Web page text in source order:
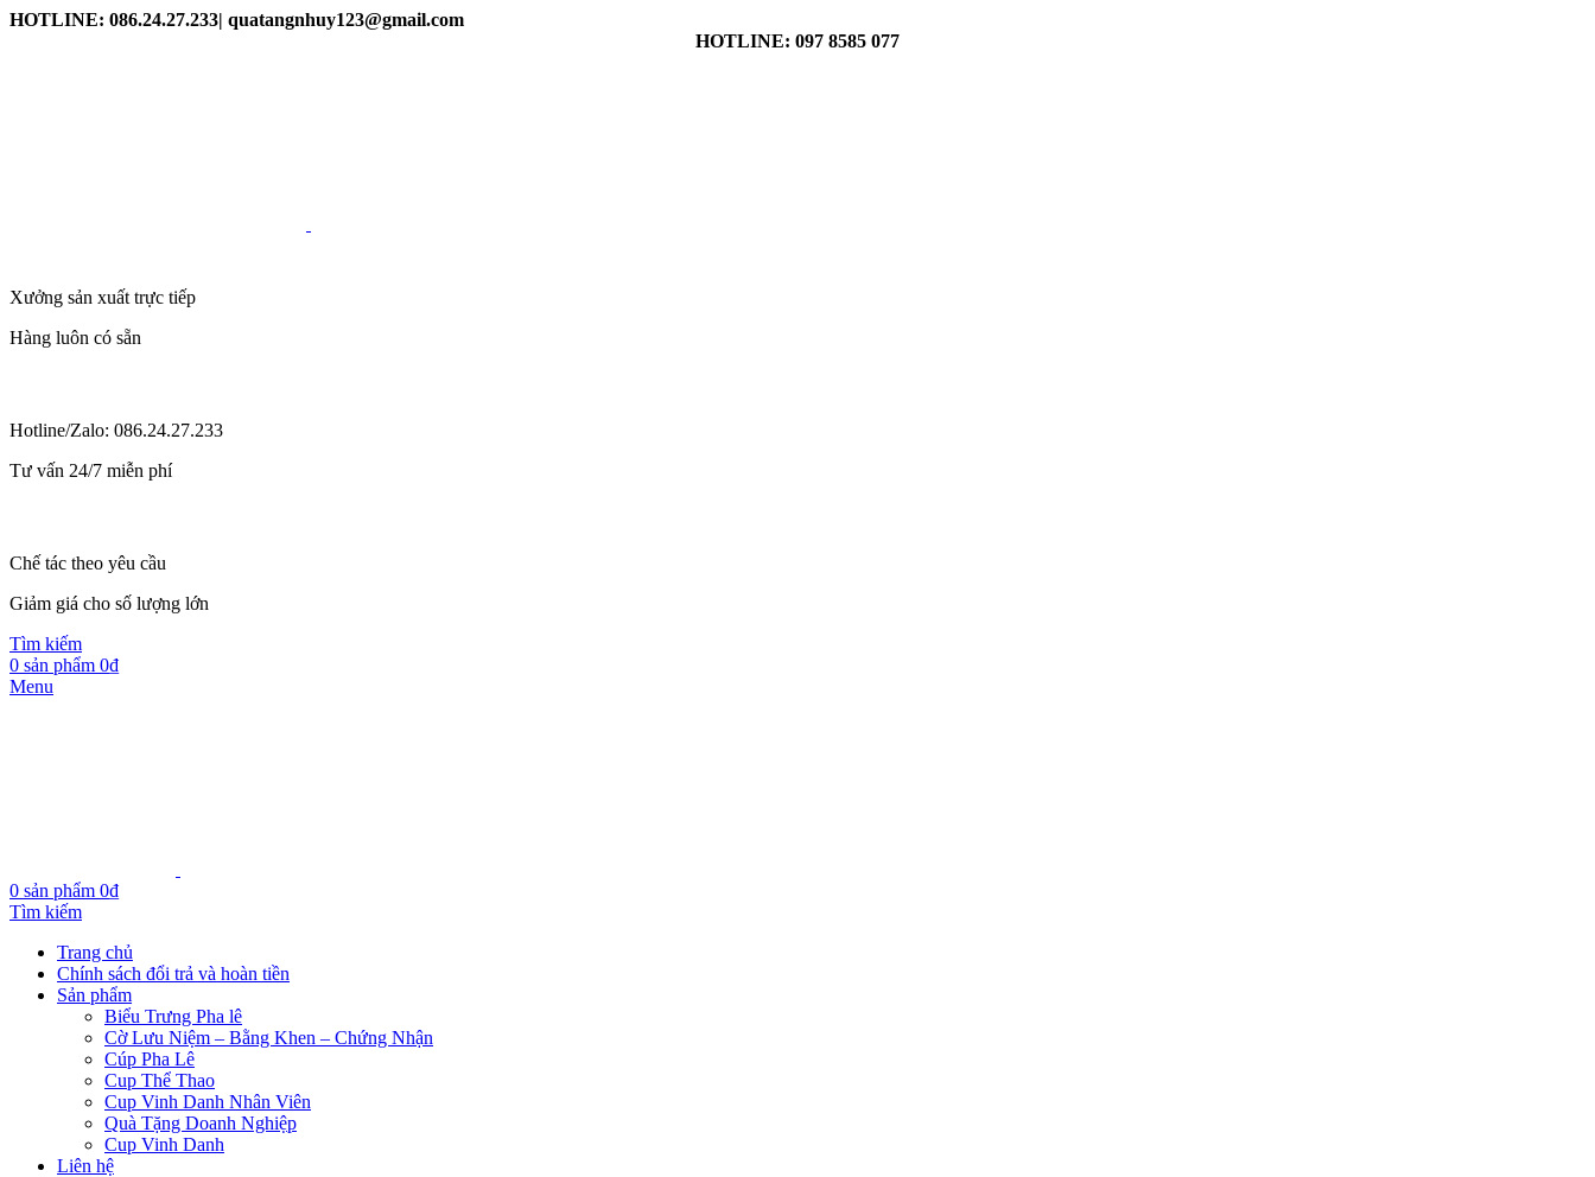
HOTLINE: 086.24.27.233| quatangnhuy123@gmail.com
HOTLINE: 097 8585 077
Xưởng sản xuất trực tiếp
Hàng luôn có sẵn
Hotline/Zalo: 086.24.27.233
Tư vấn 24/7 miễn phí
Chế tác theo yêu cầu
Giảm giá cho số lượng lớn
Tìm kiếm
0 sản phẩm 0₫
Menu
0 sản phẩm 0₫
Tìm kiếm
Trang chủ
Chính sách đổi trả và hoàn tiền
Sản phẩm
Biểu Trưng Pha lê
Cờ Lưu Niệm – Bằng Khen – Chứng Nhận
Cúp Pha Lê
Cup Thể Thao
Cup Vinh Danh Nhân Viên
Quà Tặng Doanh Nghiệp
Cup Vinh Danh
Liên hệ